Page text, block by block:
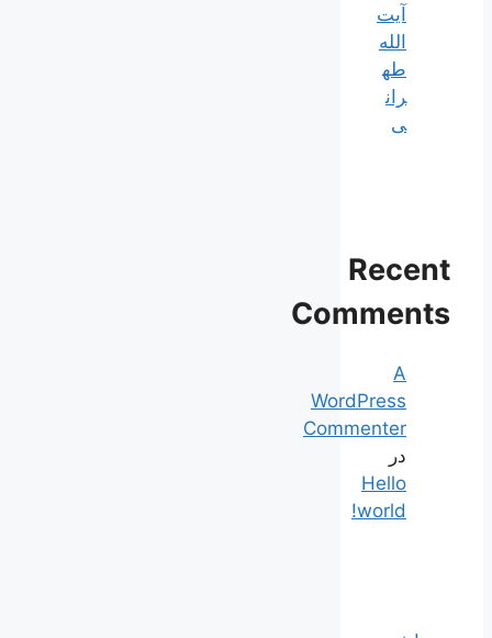
آیت
الله
طه
ران
ی
Recent
Comments
A
WordPress
Commenter
در
Hello
world!